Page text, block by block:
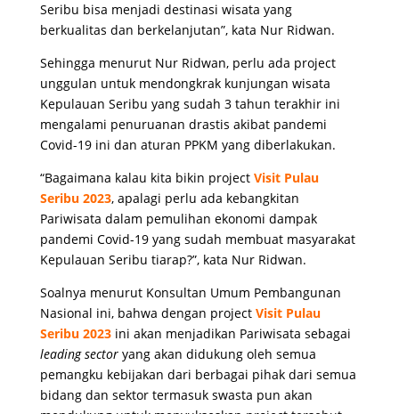
Seribu bisa menjadi destinasi wisata yang
berkualitas dan berkelanjutan”, kata Nur Ridwan.
Sehingga menurut Nur Ridwan, perlu ada project
unggulan untuk mendongkrak kunjungan wisata
Kepulauan Seribu yang sudah 3 tahun terakhir ini
mengalami penuruanan drastis akibat pandemi
Covid-19 ini dan aturan PPKM yang diberlakukan.
“Bagaimana kalau kita bikin project Visit Pulau
Seribu 2023, apalagi perlu ada kebangkitan
Pariwisata dalam pemulihan ekonomi dampak
pandemi Covid-19 yang sudah membuat masyarakat
Kepulauan Seribu tiarap?”, kata Nur Ridwan.
Soalnya menurut Konsultan Umum Pembangunan
Nasional ini, bahwa dengan project Visit Pulau
Seribu 2023ini akan menjadikan Pariwisata sebagai
leading sectoryang akan didukung oleh semua
pemangku kebijakan dari berbagai pihak dari semua
bidang dan sektor termasuk swasta pun akan